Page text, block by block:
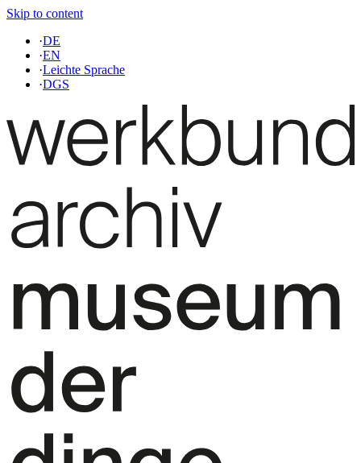
Skip to content
·DE
·EN
·Leichte Sprache
·DGS